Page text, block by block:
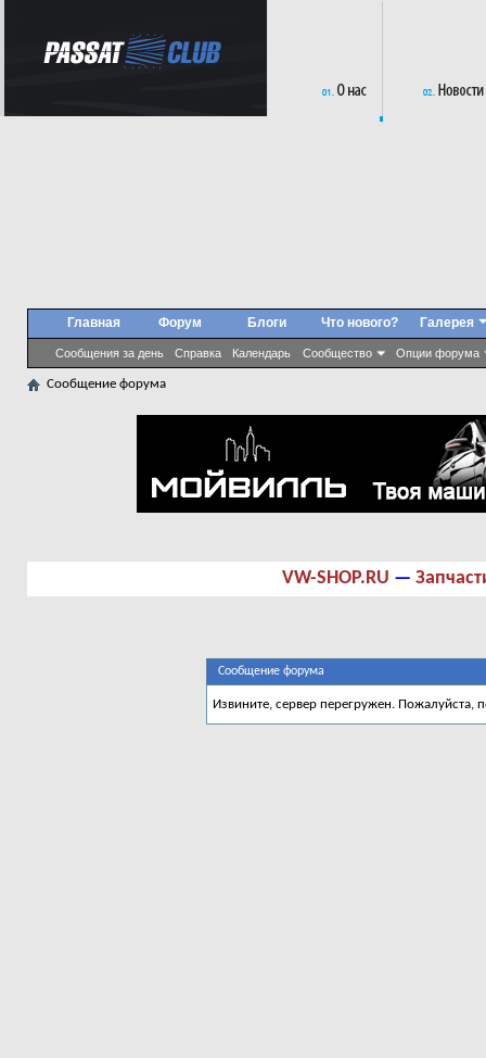
Главная Форум
Сообщения за день Справка Календарь Сообщество Опции форума
Блоги Что нового? Галерея
Сообщение форума
VW-SHOP.RU —
Сообщение форума
Извините, сервер перегружен. Пожалуйста,